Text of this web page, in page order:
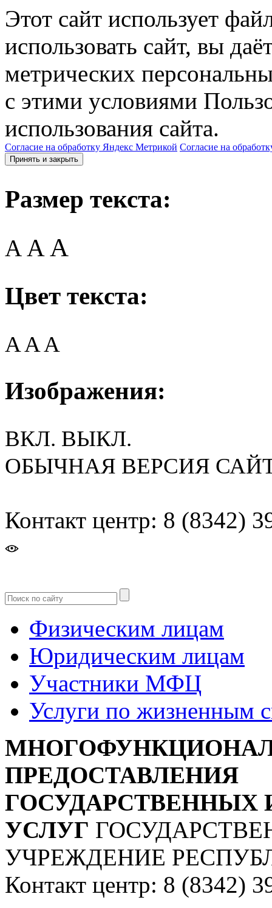
Этот сайт использует
использовать сайт, вы
метрических
с этими условиями
использования сайта.
Согласие на обработку Яндекс Метрикой Согласие на
Принять и закрыть
Размер текста:
A AA
Цвет текста:
AAA
Изображения:
ВКЛ. ВЫКЛ.
ОБЫЧНАЯ ВЕРСИЯ
Контакт центр: 8 (8342)
Физическим лицам
Юридическим лицам
Участники МФЦ
Услуги по жизненным
ПРЕДОСТАВЛЕНИЯ
УСЛУГ
УЧРЕЖДЕНИЕ
Контакт центр: 8 (8342)